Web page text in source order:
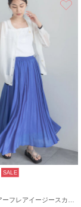
SALE